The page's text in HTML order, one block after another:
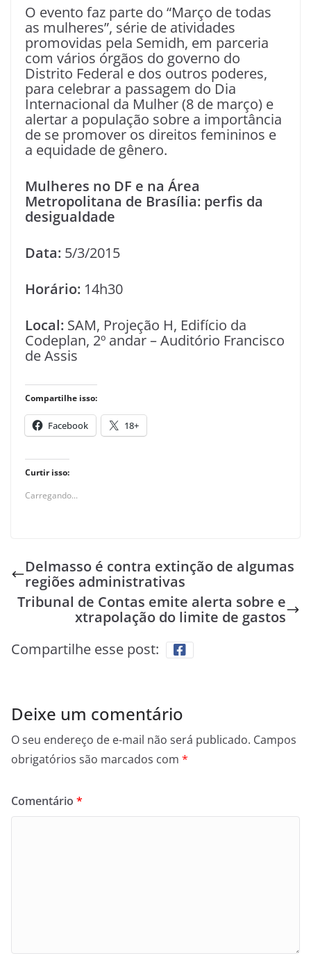
O evento faz parte do “Março de todas
as mulheres”, série de atividades
promovidas pela Semidh, em parceria
com vários órgãos do governo do
Distrito Federal e dos outros poderes,
para celebrar a passagem do Dia
Internacional da Mulher (8 de março) e
alertar a população sobre a importância
de se promover os direitos femininos e
a equidade de gênero.
Mulheres no DF e na Área
Metropolitana de Brasília: perfis da
desigualdade
Data: 5/3/2015
Horário: 14h30
Local: SAM, Projeção H, Edifício da
Codeplan, 2º andar – Auditório Francisco
de Assis
Compartilhe isso:
Facebook 18+
Curtir isso:
Carregando...
Delmasso é contra extinção de algumas
regiões administrativas
Tribunal de Contas emite alerta sobre e
xtrapolação do limite de gastos
Compartilhe esse post:
Deixe um comentário
O seu endereço de e-mail não será publicado. Campos
obrigatórios são marcados com *
Comentário *